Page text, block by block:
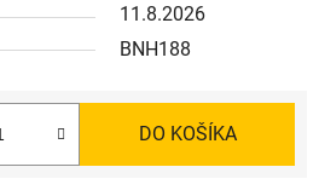
11.8.2026
BNH188
DO KOŠÍKA